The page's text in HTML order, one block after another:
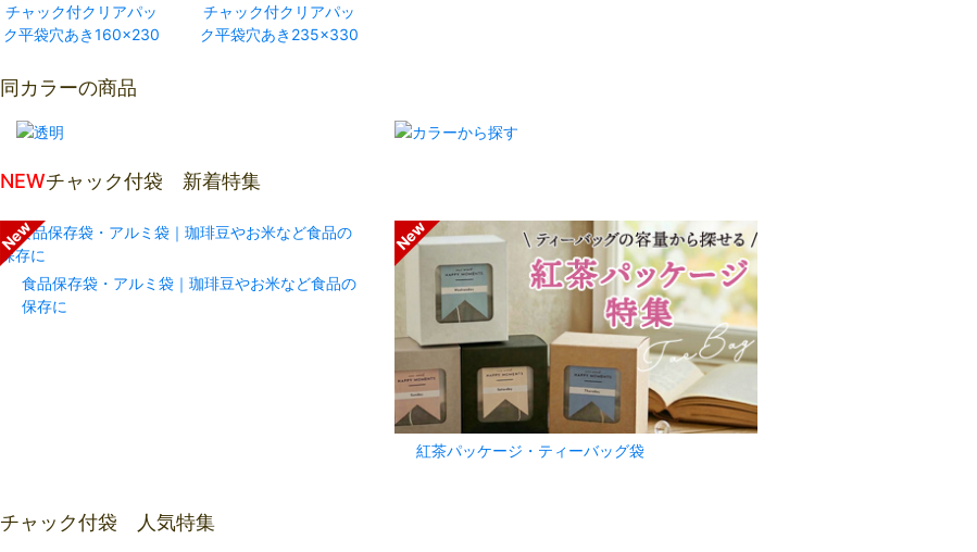
チャック付クリアパッ
ク平袋穴あき160×230
チャック付クリアパッ
ク平袋穴あき235×330
同カラーの商品
NEWチャック付袋 新着特集
食品保存袋・アルミ袋｜珈琲豆やお米など食品の
保存に
紅茶パッケージ・ティーバッグ袋
チャック付袋 人気特集